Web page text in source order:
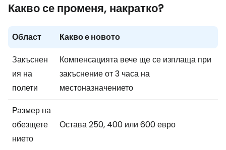
Какво се променя, накратко?
Област
Какво е новото
Закъснен
ия на
полети
Компенсацията вече ще се изплаща при
закъснение от 3 часа на
местоназначението
Размер на
обезщете
нието
Остава 250, 400 или 600 евро